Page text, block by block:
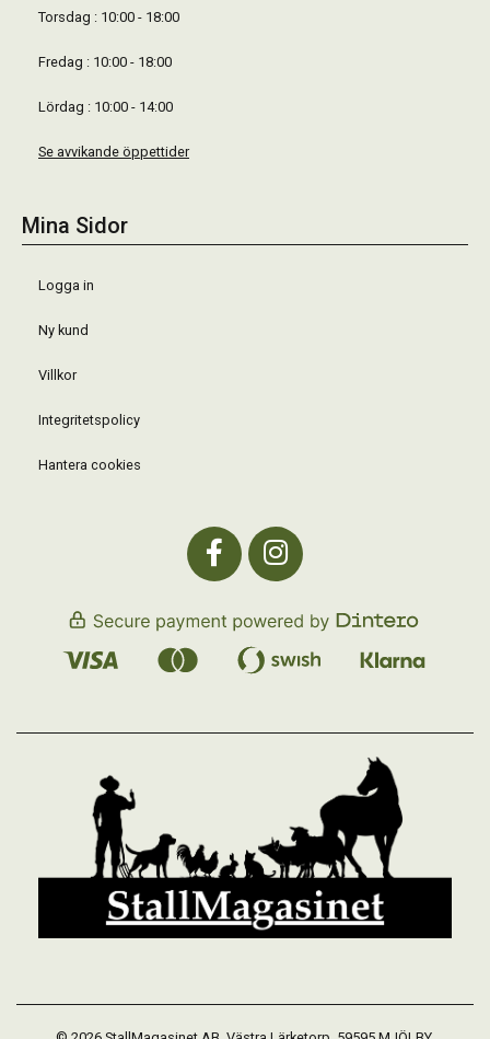
Torsdag : 10:00 - 18:00
Fredag : 10:00 - 18:00
Lördag : 10:00 - 14:00
Se avvikande öppettider
Mina Sidor
Logga in
Ny kund
Villkor
Integritetspolicy
Hantera cookies